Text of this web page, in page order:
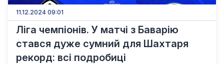
11.12.2024 09:01
Ліга чемпіонів. У матчі з Баварію
стався дуже сумний для Шахтаря
рекорд: всі подробиці